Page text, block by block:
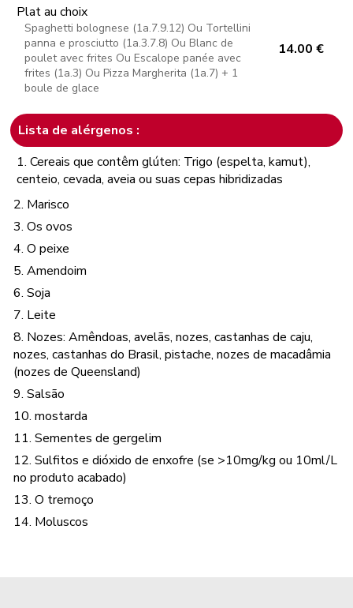
Plat au choix
Spaghetti bolognese (1a.7.9.12) Ou Tortellini
panna e prosciutto (1a.3.7.8) Ou Blanc de
poulet avec frites Ou Escalope panée avec
frites (1a.3) Ou Pizza Margherita (1a.7) + 1
boule de glace
14.00 €
Lista de alérgenos :
1. Cereais que contêm glúten: Trigo (espelta, kamut),
centeio, cevada, aveia ou suas cepas hibridizadas
2. Marisco
3. Os ovos
4. O peixe
5. Amendoim
6. Soja
7. Leite
8. Nozes: Amêndoas, avelãs, nozes, castanhas de caju,
nozes, castanhas do Brasil, pistache, nozes de macadâmia
(nozes de Queensland)
9. Salsão
10. mostarda
11. Sementes de gergelim
12. Sulfitos e dióxido de enxofre (se >10mg/kg ou 10ml/L
no produto acabado)
13. O tremoço
14. Moluscos